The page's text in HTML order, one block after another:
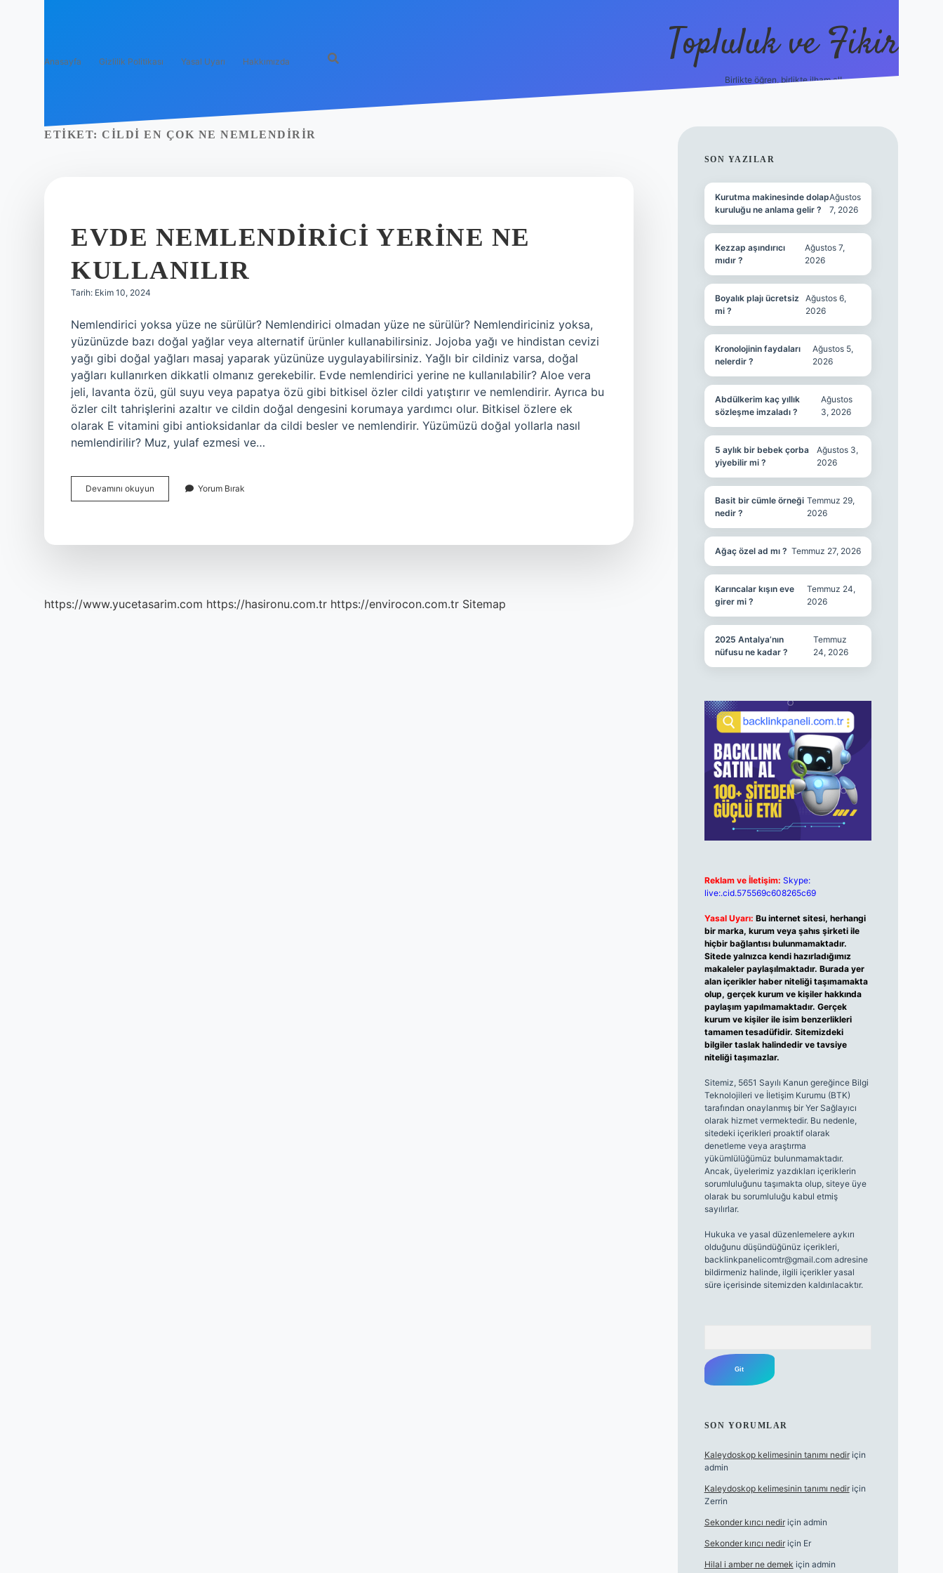
Anasayfa Gizlilik Politikası Yasal Uyarı Hakkımızda Topluluk ve Fikir
Birlikte öğren, birlikte ilham al!
ETIKET: CILDI EN ÇOK NE NEMLENDIRIR
EVDE NEMLENDIRICI YERINE NE
KULLANILIR
Tarih: Ekim 10, 2024
Nemlendirici yoksa yüze ne sürülür? Nemlendirici olmadan yüze ne sürülür? Nemlendiriciniz yoksa,
yüzünüzde bazı doğal yağlar veya alternatif ürünler kullanabilirsiniz. Jojoba yağı ve hindistan cevizi
yağı gibi doğal yağları masaj yaparak yüzünüze uygulayabilirsiniz. Yağlı bir cildiniz varsa, doğal
yağları kullanırken dikkatli olmanız gerekebilir. Evde nemlendirici yerine ne kullanılabilir? Aloe vera
jeli, lavanta özü, gül suyu veya papatya özü gibi bitkisel özler cildi yatıştırır ve nemlendirir. Ayrıca bu
özler cilt tahrişlerini azaltır ve cildin doğal dengesini korumaya yardımcı olur. Bitkisel özlere ek
olarak E vitamini gibi antioksidanlar da cildi besler ve nemlendirir. Yüzümüzü doğal yollarla nasıl
nemlendirilir? Muz, yulaf ezmesi ve…
Devamını okuyun
Nemlendirici
Yorum Bırak
https://www.yucetasarim.com https://hasironu.com.tr https://envirocon.com.tr Sitemap
SIDEBAR
SON YAZILAR
Kurutma makinesinde dolap
kuruluğu ne anlama gelir ?
Ağustos
7, 2026
Kezzap aşındırıcı
mıdır ?
Ağustos 7,
2026
Boyalık plajı ücretsiz
mi ?
Ağustos 6,
2026
Kronolojinin faydaları
nelerdir ?
Ağustos 5,
2026
Abdülkerim kaç yıllık
sözleşme imzaladı ?
Ağustos
3, 2026
5 aylık bir bebek çorba
yiyebilir mi ?
Ağustos 3,
2026
Basit bir cümle örneği
nedir ?
Temmuz 29,
2026
Ağaç özel ad mı ? Temmuz 27, 2026
Karıncalar kışın eve
girer mi ?
Temmuz 24,
2026
2025 Antalya’nın
nüfusu ne kadar ?
Temmuz
24, 2026
Reklam ve İletişim: Skype:
live:.cid.575569c608265c69
Yasal Uyarı: Bu internet sitesi, herhangi
bir marka, kurum veya şahıs şirketi ile
hiçbir bağlantısı bulunmamaktadır.
Sitede yalnızca kendi hazırladığımız
makaleler paylaşılmaktadır. Burada yer
alan içerikler haber niteliği taşımamakta
olup, gerçek kurum ve kişiler hakkında
paylaşım yapılmamaktadır. Gerçek
kurum ve kişiler ile isim benzerlikleri
tamamen tesadüfidir. Sitemizdeki
bilgiler taslak halindedir ve tavsiye
niteliği taşımazlar.
Sitemiz, 5651 Sayılı Kanun gereğince Bilgi
Teknolojileri ve İletişim Kurumu (BTK)
tarafından onaylanmış bir Yer Sağlayıcı
olarak hizmet vermektedir. Bu nedenle,
sitedeki içerikleri proaktif olarak
denetleme veya araştırma
yükümlülüğümüz bulunmamaktadır.
Ancak, üyelerimiz yazdıkları içeriklerin
sorumluluğunu taşımakta olup, siteye üye
olarak bu sorumluluğu kabul etmiş
sayılırlar.
Hukuka ve yasal düzenlemelere aykırı
olduğunu düşündüğünüz içerikleri,
backlinkpanelicomtr@gmail.comadresine
bildirmeniz halinde, ilgili içerikler yasal
süre içerisinde sitemizden kaldırılacaktır.
SON YORUMLAR
Kaleydoskop kelimesinin tanımı nediriçin
admin
Kaleydoskop kelimesinin tanımı nediriçin
Zerrin
Sekonder kırıcı nediriçin admin
Sekonder kırıcı nediriçin Er
Hilal i amber ne demek için admin
grandoperabet